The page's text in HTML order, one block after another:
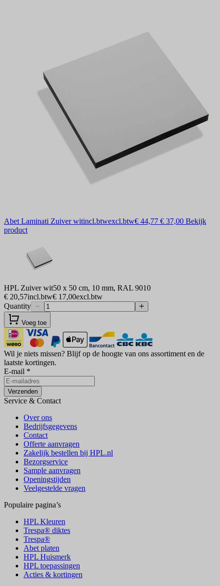
Abet Laminati Zuiver witincl.btwexcl.btw€ 44,77 € 37,00 Bekijk
product
HPL Zuiver wit50 x 50 cm, 10 mm, RAL 9010
€ 20,57incl.btw€ 17,00excl.btw
Quantity
Voeg toe
Wil je niets missen? Blijf op de hoogte van ons assortiment en de
laatste kortingen.
E-mail *
Verzenden
Service & Contact
Over ons
Bedrijfsgegevens
Contact
Offerte aanvragen
Zakelijk bestellen bij HPL.nl
Bezorgservice
Sample aanvragen
Openingstijden
Veelgestelde vragen
Populaire pagina’s
HPL Kleuren
Trespa® diktes
Trespa®
Abet platen
HPL Huismerk
HPL toepassingen
Acties & kortingen